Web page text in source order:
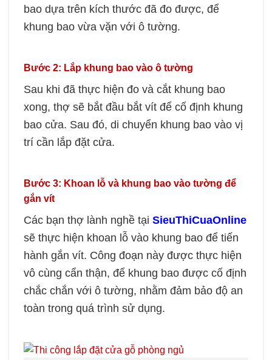
bao dựa trên kích thước đã đo được, để
khung bao vừa vặn với ô tường.
Bước 2: Lắp khung bao vào ô tường
Sau khi đã thực hiện đo và cắt khung bao
xong, thợ sẽ bắt đầu bắt vít để cố định khung
bao cửa. Sau đó, di chuyển khung bao vào vị
trí cần lắp đặt cửa.
Bước 3: Khoan lỗ và khung bao vào tường để
gắn vít
Các bạn thợ lành nghề tại SieuThiCuaOnline
sẽ thực hiện khoan lỗ vào khung bao để tiến
hành gắn vít. Công đoạn này được thực hiện
vô cùng cẩn thận, để khung bao được cố định
chắc chắn với ô tường, nhằm đảm bảo độ an
toàn trong quá trình sử dụng.